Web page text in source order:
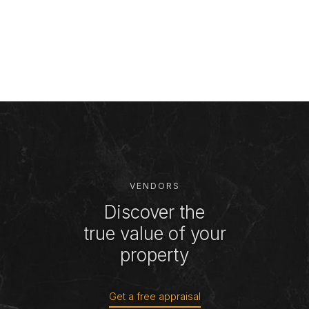
VENDORS
Discover the
true value of your
property
Get a free appraisal